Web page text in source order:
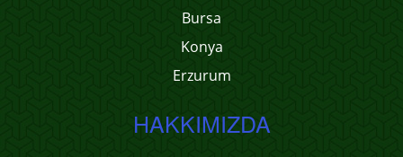
Bursa
Konya
Erzurum
HAKKIMIZDA